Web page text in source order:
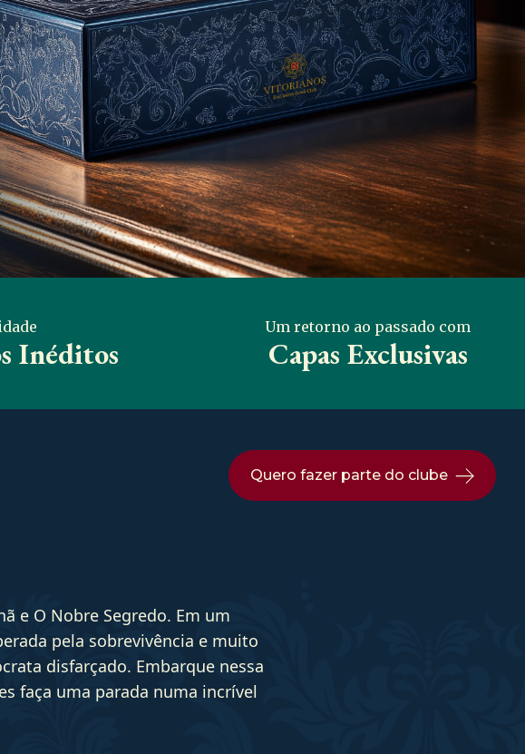
Inéditos
Um retorno ao passado com
Capas Exclusivas
Quero fazer parte do clube
e O Nobre Segredo. Em um
pela sobrevivência e muito
disfarçado. Embarque nessa
faça uma parada numa incrível